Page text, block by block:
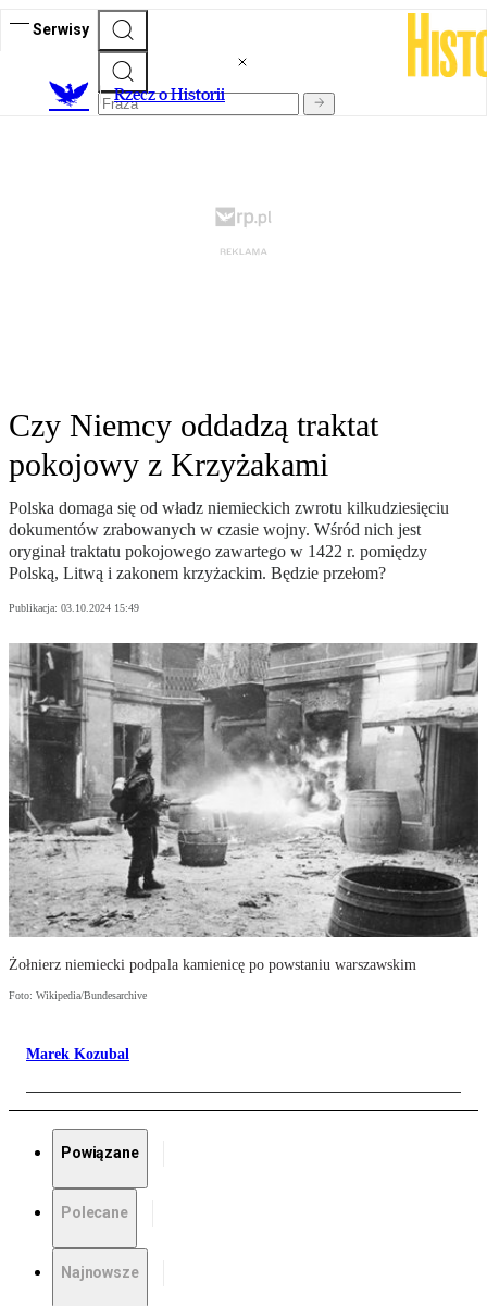
Serwisy
Rzecz o Historii
Czy Niemcy oddadzą traktat
pokojowy z Krzyżakami
Polska domaga się od władz niemieckich zwrotu kilkudziesięciu
dokumentów zrabowanych w czasie wojny. Wśród nich jest
oryginał traktatu pokojowego zawartego w 1422 r. pomiędzy
Polską, Litwą i zakonem krzyżackim. Będzie przełom?
Publikacja: 03.10.2024 15:49
Żołnierz niemiecki podpala kamienicę po powstaniu warszawskim
Foto: Wikipedia/Bundesarchive
Marek Kozubal
Powiązane
Polecane
Najnowsze